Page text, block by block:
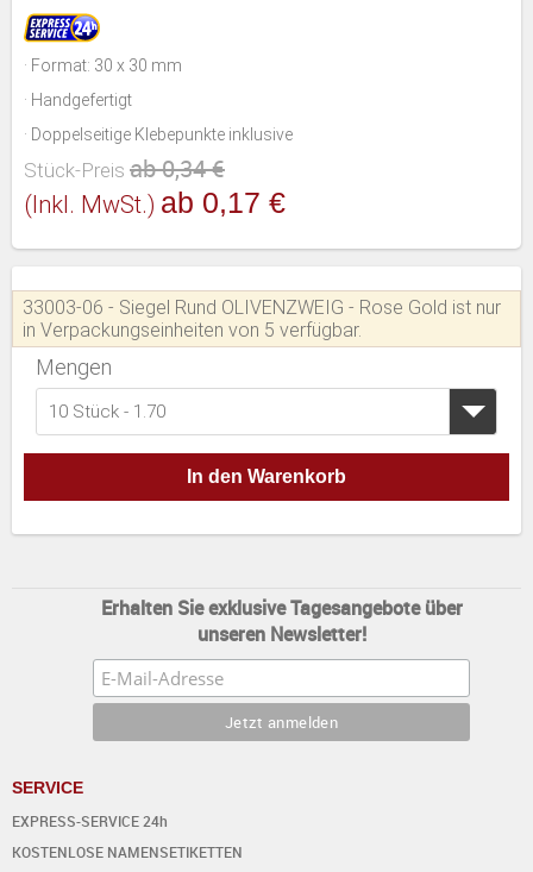
· Format: 30 x 30 mm
· Handgefertigt
· Doppelseitige Klebepunkte inklusive
Stück-Preis ab 0,34 €
(inkl. MwSt.) ab 0,17 €
33003-06 - Siegel Rund OLIVENZWEIG - Rose Gold ist nur
in Verpackungseinheiten von 5 verfügbar.
Mengen
10 Stück - 1.70
In den Warenkorb
Erhalten Sie exklusive Tagesangebote über
unseren Newsletter!
SERVICE
EXPRESS-SERVICE 24h
KOSTENLOSE NAMENSETIKETTEN